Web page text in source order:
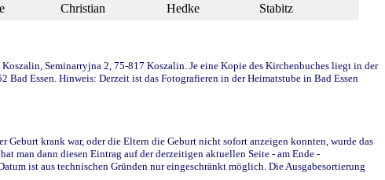
Christian Hedke Stabitz
Seminarryjna 2, 75-817 Koszalin. Je eine Kopie des Kirchenbuches liegt in der
Essen. Hinweis: Derzeit ist das Fotografieren in der Heimatstube in Bad Essen
krank war, oder die Eltern die Geburt nicht sofort anzeigen konnten, wurde das
man dann diesen Eintrag auf der derzeitigen aktuellen Seite - am Ende -
ist aus technischen Gründen nur eingeschränkt möglich. Die Ausgabesortierung